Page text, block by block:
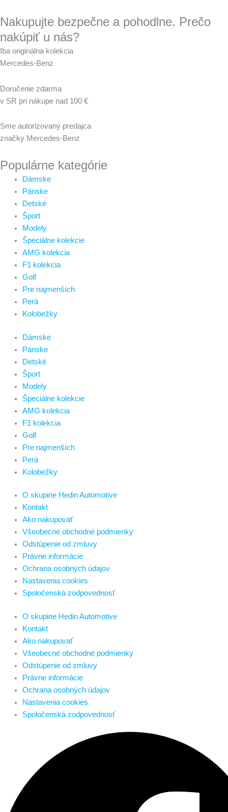
Nakupujte bezpečne a pohodlne. Prečo
nakúpiť u nás?
Iba originálna kolekcia
Mercedes-Benz
Doručenie zdarma
v SR pri nákupe nad 100 €
Sme autorizovaný predajca
značky Mercedes-Benz
Populárne kategórie
Dámske
Pánske
Detské
Šport
Modely
Špeciálne kolekcie
AMG kolekcia
F1 kolekcia
Golf
Pre najmenších
Perá
Kolobežky
Dámske
Pánske
Detské
Šport
Modely
Špeciálne kolekcie
AMG kolekcia
F1 kolekcia
Golf
Pre najmenších
Perá
Kolobežky
O skupine Hedin Automotive
Kontakt
Ako nakupovať
Všeobecné obchodné podmienky
Odstúpenie od zmluvy
Právne informácie
Ochrana osobných údajov
Nastavenia cookies
Spoločenská zodpovednosť
O skupine Hedin Automotive
Kontakt
Ako nakupovať
Všeobecné obchodné podmienky
Odstúpenie od zmluvy
Právne informácie
Ochrana osobných údajov
Nastavenia cookies
Spoločenská zodpovednosť